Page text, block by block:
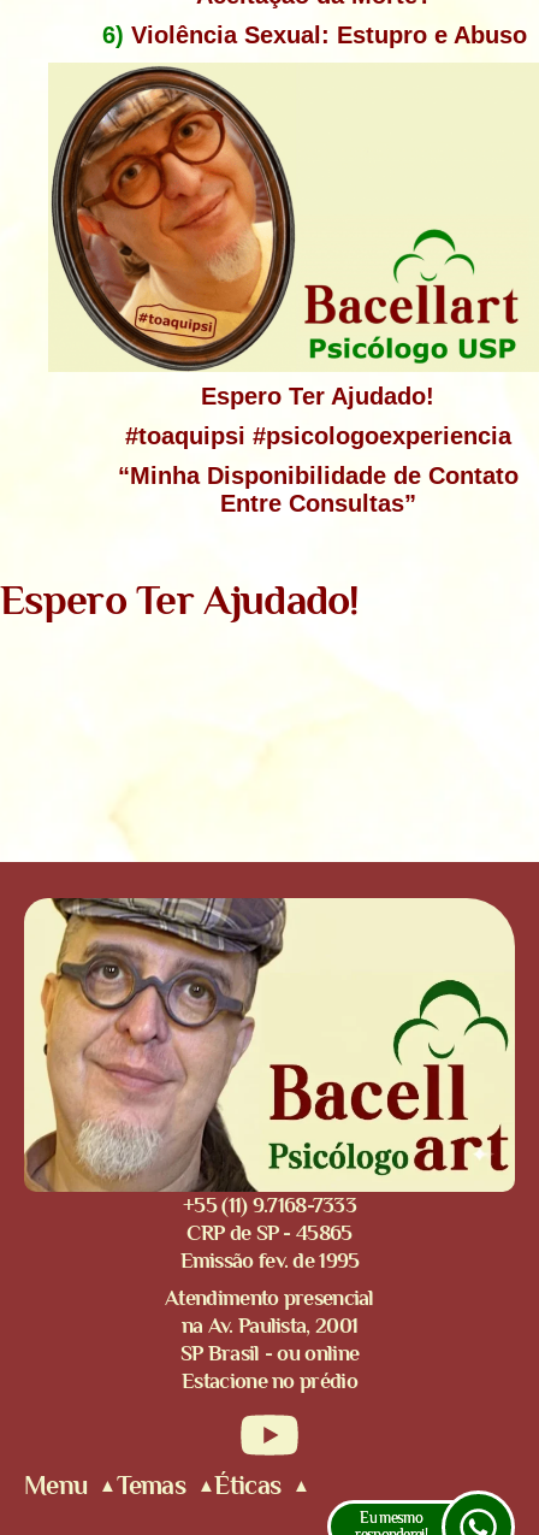
6) Violência Sexual: Estupro e Abuso
Espero Ter Ajudado!
#toaquipsi #psicologoexperiencia
“Minha Disponibilidade de Contato
Entre Consultas”
Espero Ter Ajudado!
+55 (11) 9.7168-7333
CRP de SP - 45865
Emissão fev. de 1995
Atendimento presencial
na Av. Paulista, 2001
SP Brasil - ou online
Estacione no prédio
Menu Temas Éticas
Eu mesmo